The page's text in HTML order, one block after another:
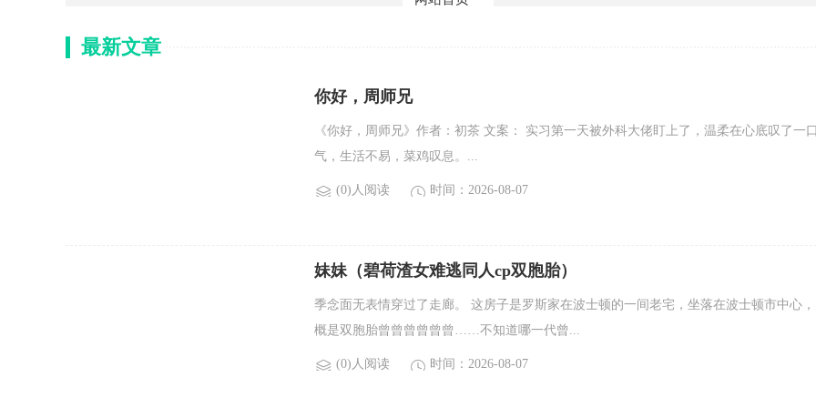
最新文章
你好，周师兄
《你好，周师兄》作者：初茶 文案： 实习第一天被外科大佬盯上了，温柔在心底叹了一
气，生活不易，菜鸡叹息。...
(0)人阅读 时间：2026-08-07
妹妹（碧荷渣女难逃同人cp双胞胎）
季念面无表情穿过了走廊。 这房子是罗斯家在波士顿的一间老宅，坐落在波士顿市中心
概是双胞胎曾曾曾曾曾曾……不知道哪一代曾...
(0)人阅读 时间：2026-08-07